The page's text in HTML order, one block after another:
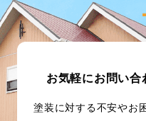
お気軽にお問い合
塗装に対する不安やお